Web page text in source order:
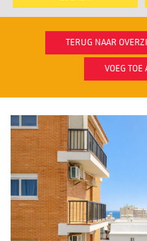
TERUG NAAR
VOEG TOE